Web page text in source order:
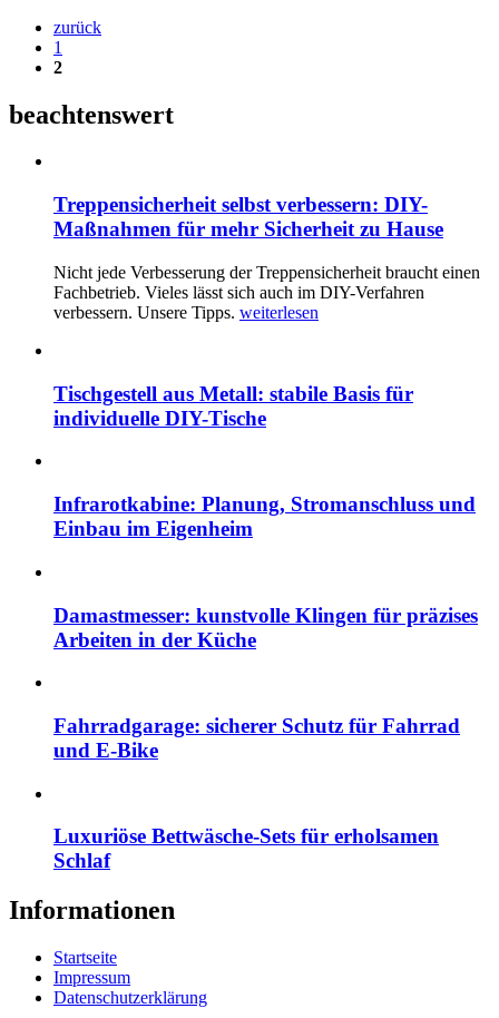
zurück
1
2
beachtenswert
Treppensicherheit selbst verbessern: DIY-
Maßnahmen für mehr Sicherheit zu Hause
Nicht jede Verbesserung der Treppensicherheit braucht einen
Fachbetrieb. Vieles lässt sich auch im DIY-Verfahren
verbessern. Unsere Tipps. weiterlesen
Tischgestell aus Metall: stabile Basis für
individuelle DIY-Tische
Infrarotkabine: Planung, Stromanschluss und
Einbau im Eigenheim
Damastmesser: kunstvolle Klingen für präzises
Arbeiten in der Küche
Fahrradgarage: sicherer Schutz für Fahrrad
und E-Bike
Luxuriöse Bettwäsche-Sets für erholsamen
Schlaf
Informationen
Startseite
Impressum
Datenschutzerklärung